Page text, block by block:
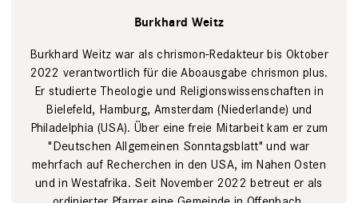
Weitz,
Redakteur für
chrismon
plus
Lena
Uphoff
Burkhard Weitz
Burkhard Weitz war als chrismon-Redakteur bis Oktober
2022 verantwortlich für die Aboausgabe chrismon plus.
Er studierte Theologie und Religionswissenschaften in
Bielefeld, Hamburg, Amsterdam (Niederlande) und
Philadelphia (USA). Über eine freie Mitarbeit kam er zum
"Deutschen Allgemeinen Sonntagsblatt" und war
mehrfach auf Recherchen in den USA, im Nahen Osten
und in Westafrika. Seit November 2022 betreut er als